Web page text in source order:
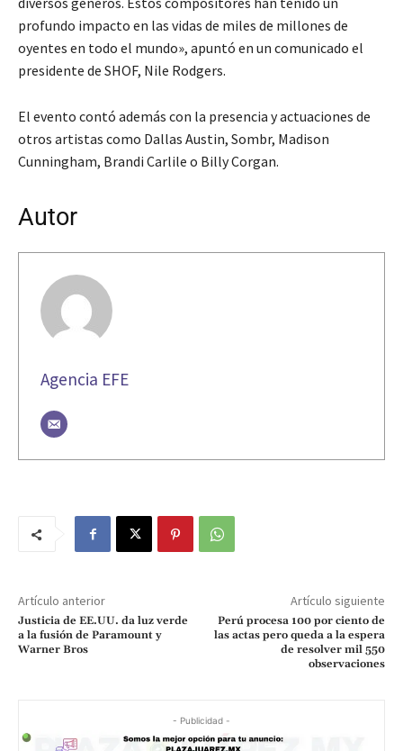
profundo impacto en las vidas de miles de millones de
oyentes en todo el mundo», apuntó en un comunicado el
presidente de SHOF, Nile Rodgers.
El evento contó además con la presencia y actuaciones de
otros artistas como Dallas Austin, Sombr, Madison
Cunningham, Brandi Carlile o Billy Corgan.
Autor
Agencia EFE
Artículo anterior
Justicia de EE.UU. da luz verde
a la fusión de Paramount y
Warner Bros
Artículo siguiente
Perú procesa 100 por ciento de
las actas pero queda a la espera
de resolver mil 550
observaciones
- Publicidad -